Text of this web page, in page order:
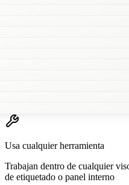
Usa cualquier herramienta
Trabajan dentro de cualquier
de etiquetado o panel interno